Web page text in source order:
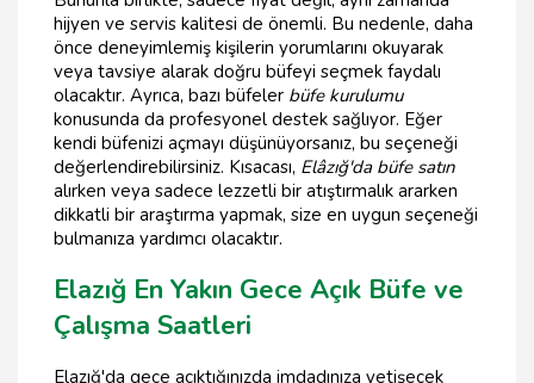
hijyen ve servis kalitesi de önemli. Bu nedenle, daha
önce deneyimlemiş kişilerin yorumlarını okuyarak
veya tavsiye alarak doğru büfeyi seçmek faydalı
olacaktır. Ayrıca, bazı büfeler büfe kurulumu
konusunda da profesyonel destek sağlıyor. Eğer
kendi büfenizi açmayı düşünüyorsanız, bu seçeneği
değerlendirebilirsiniz. Kısacası, Elâzığ'da büfe satın
alırken veya sadece lezzetli bir atıştırmalık ararken
dikkatli bir araştırma yapmak, size en uygun seçeneği
bulmanıza yardımcı olacaktır.
Elazığ En Yakın Gece Açık Büfe ve
Çalışma Saatleri
Elazığ'da gece acıktığınızda imdadınıza yetişecek